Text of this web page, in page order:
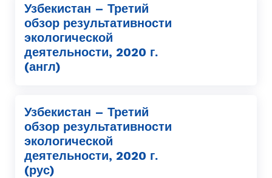
Узбекистан – Третий
обзор результативности
экологической
деятельности, 2020 г.
(англ)
Узбекистан – Третий
обзор результативности
экологической
деятельности, 2020 г.
(рус)